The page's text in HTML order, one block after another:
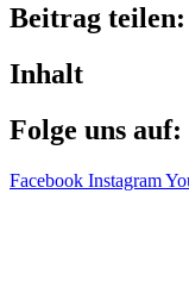
Beitrag teilen:
Inhalt
Folge uns auf:
Facebook Instagram